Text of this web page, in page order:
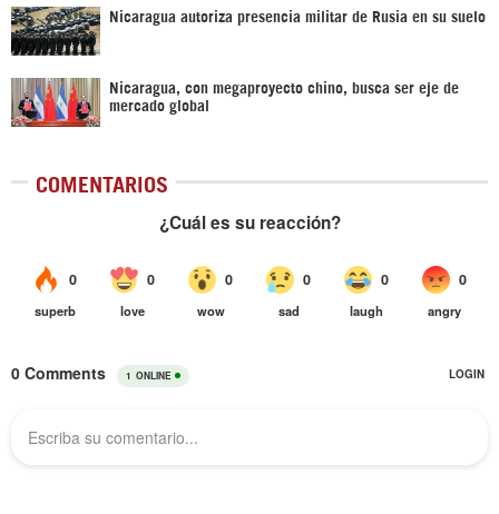
Nicaragua autoriza presencia militar de Rusia en su suelo
Nicaragua, con megaproyecto chino, busca ser eje de
mercado global
COMENTARIOS